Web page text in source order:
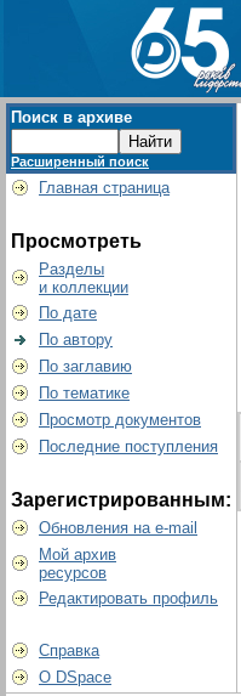
Поиск в архиве
Расширенный поиск
Главная страница
Просмотреть
Разделы
и коллекции
По дате
По автору
По заглавию
По тематике
Просмотр документов
Последние поступления
Зарегистрированным:
Обновления на e-mail
Мой архив
ресурсов
Редактировать профиль
Справка
О DSpace